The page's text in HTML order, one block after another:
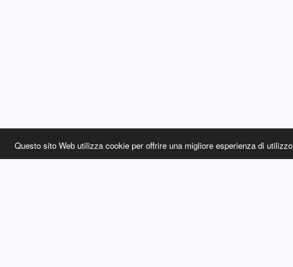
Questo sito Web utilizza cookie per offrire una migliore esperienza di utilizzo